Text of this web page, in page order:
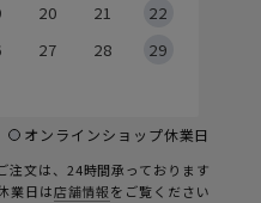
20 21
22
27 28
29
オンラインショップ休業日
注文は、24時間承っております
業日は店舗情報をご覧ください